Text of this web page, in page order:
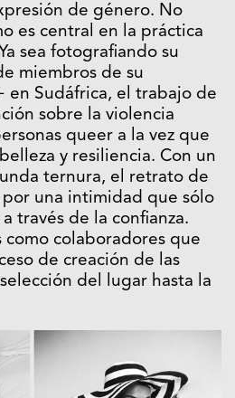
de género. No
es central en la práctica
sea fotografiando su
miembros de su
en Sudáfrica, el trabajo de
sobre la violencia
queer a la vez que
y resiliencia. Con un
ternura, el retrato de
una intimidad que sólo
través de la confianza.
como colaboradores que
de creación de las
del lugar hasta la